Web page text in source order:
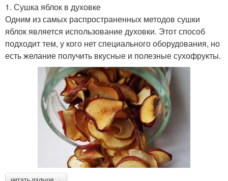
1. Сушка яблок в духовке
Одним из самых распространенных методов сушки
яблок является использование духовки. Этот способ
подходит тем, у кого нет специального оборудования, но
есть желание получить вкусные и полезные сухофрукты.